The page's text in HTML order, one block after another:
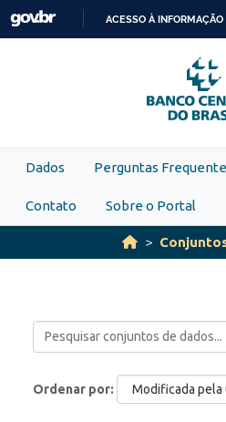
Skip to main content
PARA
O
ACESSO À INFORMAÇÃO
Dados Perguntas
Contato Sobre o Portal
Ordenar por